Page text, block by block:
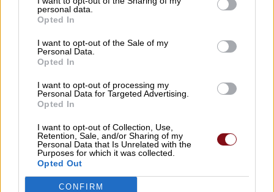
personal data.
Opted In
I want to opt-out of the Sale of my
Personal Data.
Opted In
I want to opt-out of processing my
Personal Data for Targeted Advertising.
Opted In
I want to opt-out of Collection, Use,
Retention, Sale, and/or Sharing of my
Personal Data that Is Unrelated with the
Purposes for which it was collected.
Opted Out
CONFIRM
Προσοχή!Επιτρέπεται η αναδημοσίευση των πληροφοριών του παραπάνω
και υπάρχει ενεργός σύνδεσμος.